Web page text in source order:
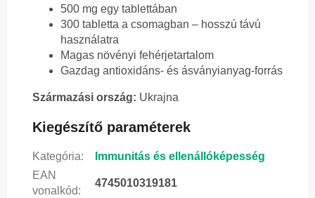
500 mg egy tablettában
300 tabletta a csomagban – hosszú távú
használatra
Magas növényi fehérjetartalom
Gazdag antioxidáns- és ásványianyag-forrás
Származási ország: Ukrajna
Kiegészítő paraméterek
Kategória:
Immunitás és ellenállóképesség
EAN
vonalkód:
4745010319181